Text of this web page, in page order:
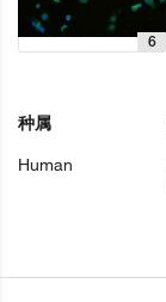
6
种属
Human